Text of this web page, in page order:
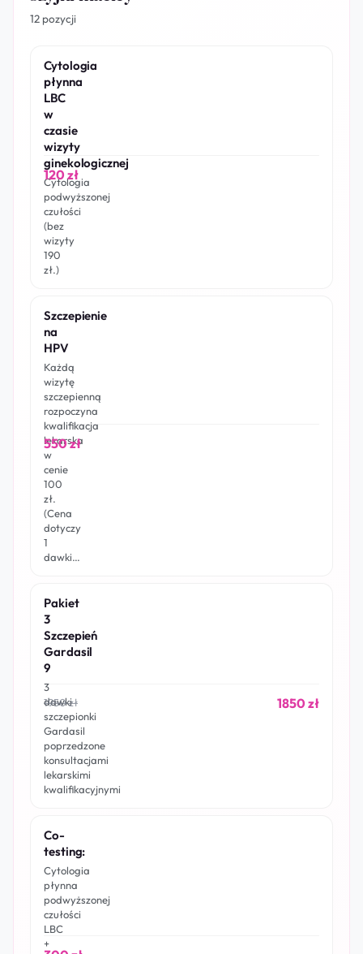
12 pozycji
Cytologia
płynna
LBC
w
czasie
wizyty
ginekologicznej
Cytologia
podwyższonej
czułości
(bez
wizyty
190
zł.)
120 zł
Szczepienie
na
HPV
Każdą
wizytę
szczepienną
rozpoczyna
kwalifikacja
lekarska
w
cenie
100
zł.
(Cena
dotyczy
1
dawki…
550 zł
Pakiet
3
Szczepień
Gardasil
9
3
dawki
szczepionki
Gardasil
poprzedzone
konsultacjami
lekarskimi
kwalifikacyjnymi
1950 zł 1850 zł
Co-
testing:
Cytologia
płynna
podwyższonej
czułości
LBC
+